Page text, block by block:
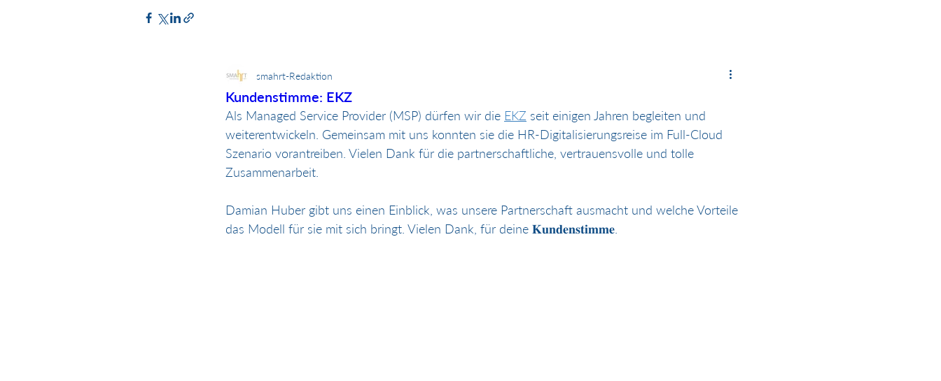
Kundenstimme: EKZ
smahrt-Redaktion
Als Managed Service Provider (MSP) dürfen wir die EKZ seit einigen Jahren begleiten und
weiterentwickeln. Gemeinsam mit uns konnten sie die HR-Digitalisierungsreise im Full-Cloud
Szenario vorantreiben. Vielen Dank für die partnerschaftliche, vertrauensvolle und tolle
Zusammenarbeit.
Damian Huber gibt uns einen Einblick, was unsere Partnerschaft ausmacht und welche Vorteile
das Modell für sie mit sich bringt. Vielen Dank, für deine 𝐊𝐮𝐧𝐝𝐞𝐧𝐬𝐭𝐢𝐦𝐦𝐞.